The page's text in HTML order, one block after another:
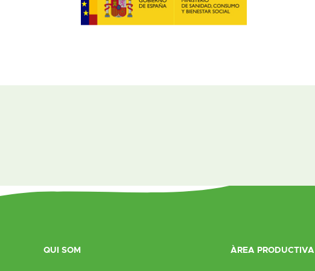
QUI SOM ÀREA PRODUCTIVA